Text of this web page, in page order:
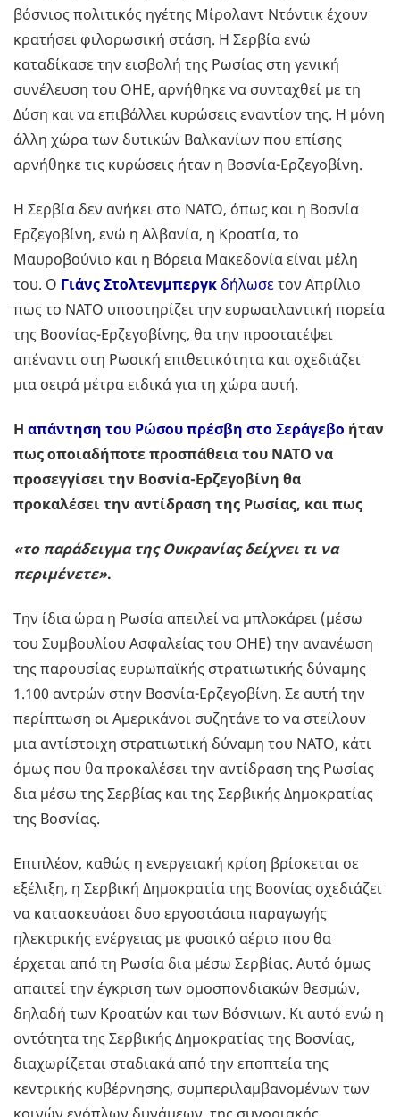
βόσνιος πολιτικός ηγέτης Μίρολαντ Ντόντικ έχουν
κρατήσει φιλορωσική στάση. Η Σερβία ενώ
καταδίκασε την εισβολή της Ρωσίας στη γενική
συνέλευση του ΟΗΕ, αρνήθηκε να συνταχθεί με τη
Δύση και να επιβάλλει κυρώσεις εναντίον της. Η μόνη
άλλη χώρα των δυτικών Βαλκανίων που επίσης
αρνήθηκε τις κυρώσεις ήταν η Βοσνία-Ερζεγοβίνη.
Η Σερβία δεν ανήκει στο ΝΑΤΟ, όπως και η Βοσνία
Ερζεγοβίνη, ενώ η Αλβανία, η Κροατία, το
Μαυροβούνιο και η Βόρεια Μακεδονία είναι μέλη
του. Ο Γιάνς Στολτενμπεργκδήλωσετον Απρίλιο
πως το ΝΑΤΟ υποστηρίζει την ευρωατλαντική πορεία
της Βοσνίας-Ερζεγοβίνης, θα την προστατέψει
απέναντι στη Ρωσική επιθετικότητα και σχεδιάζει
μια σειρά μέτρα ειδικά για τη χώρα αυτή.
Η απάντηση του Ρώσου πρέσβη στο Σεράγεβο ήταν
πως οποιαδήποτε προσπάθεια του ΝΑΤΟ να
προσεγγίσει την Βοσνία-Ερζεγοβίνη θα
προκαλέσει την αντίδραση της Ρωσίας, και πως
«το παράδειγμα της Ουκρανίας δείχνει τι να
περιμένετε».
Την ίδια ώρα η Ρωσία απειλεί να μπλοκάρει (μέσω
του Συμβουλίου Ασφαλείας του ΟΗΕ) την ανανέωση
της παρουσίας ευρωπαϊκής στρατιωτικής δύναμης
1.100 αντρών στην Βοσνία-Ερζεγοβίνη. Σε αυτή την
περίπτωση οι Αμερικάνοι συζητάνε το να στείλουν
μια αντίστοιχη στρατιωτική δύναμη του ΝΑΤΟ, κάτι
όμως που θα προκαλέσει την αντίδραση της Ρωσίας
δια μέσω της Σερβίας και της Σερβικής Δημοκρατίας
της Βοσνίας.
Επιπλέον, καθώς η ενεργειακή κρίση βρίσκεται σε
εξέλιξη, η Σερβική Δημοκρατία της Βοσνίας σχεδιάζει
να κατασκευάσει δυο εργοστάσια παραγωγής
ηλεκτρικής ενέργειας με φυσικό αέριο που θα
έρχεται από τη Ρωσία δια μέσω Σερβίας. Αυτό όμως
απαιτεί την έγκριση των ομοσπονδιακών θεσμών,
δηλαδή των Κροατών και των Βόσνιων. Κι αυτό ενώ η
οντότητα της Σερβικής Δημοκρατίας της Βοσνίας,
διαχωρίζεται σταδιακά από την εποπτεία της
κεντρικής κυβέρνησης, συμπεριλαμβανομένων των